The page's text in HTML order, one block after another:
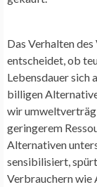
Das Verhalten
entscheidet, ob
Lebensdauer sich
billigen
wir
geringerem
Alternativen
sensibilisiert,
Verbrauchern wie